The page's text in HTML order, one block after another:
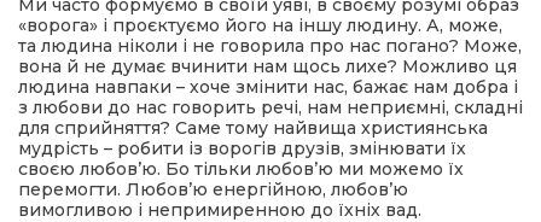
Ми часто формуємо в своїй уяві, в своєму розумі образ
«ворога» і проєктуємо його на іншу людину. А, може,
та людина ніколи і не говорила про нас погано? Може,
вона й не думає вчинити нам щось лихе? Можливо ця
людина навпаки – хоче змінити нас, бажає нам добра і
з любови до нас говорить речі, нам неприємні, складні
для сприйняття? Саме тому найвища християнська
мудрість – робити із ворогів друзів, змінювати їх
своєю любов’ю. Бо тільки любов’ю ми можемо їх
перемогти. Любов’ю енергійною, любов’ю
вимогливою і непримиренною до їхніх вад.